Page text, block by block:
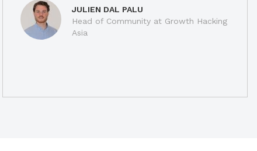
JULIEN DAL PALU
Head of Community at Growth Hacking
Asia